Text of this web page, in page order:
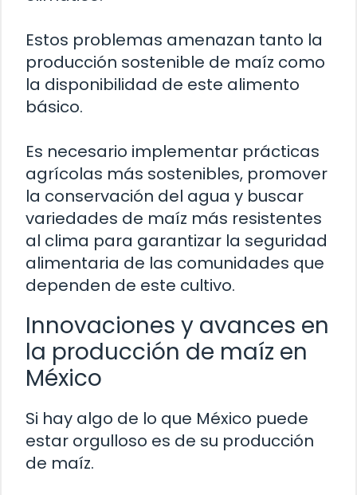
Estos problemas amenazan tanto la
producción sostenible de maíz como
la disponibilidad de este alimento
básico.
Es necesario implementar prácticas
agrícolas más sostenibles, promover
la conservación del agua y buscar
variedades de maíz más resistentes
al clima para garantizar la seguridad
alimentaria de las comunidades que
dependen de este cultivo.
Innovaciones y avances en
la producción de maíz en
México
Si hay algo de lo que México puede
estar orgulloso es de su producción
de maíz.